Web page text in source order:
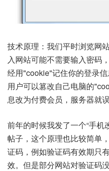
技术原理：我们平时浏览网
入网站可能不需要输入密码
经用"cookie"记住你的登录
用户可以篡改自己电脑的
息改为付费会员，服务器就
前年的时候我发了一个“手机
帖子，这个原理也比较简单
证码，例如验证码有效期只
效。但是部分网站对验证码